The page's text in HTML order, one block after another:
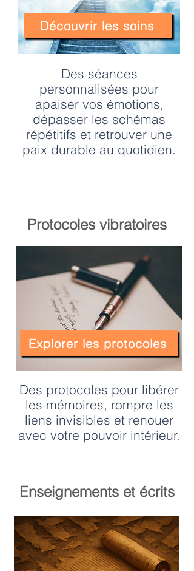
Découvrir les soins
Des séances
personnalisées pour
apaiser vos émotions,
dépasser les schémas
répétitifs et retrouver une
paix durable au quotidien.
Protocoles vibratoires
Explorer les protocoles
Des protocoles pour libérer
les mémoires, rompre les
liens invisibles et renouer
avec votre pouvoir intérieur.
Enseignements et écrits